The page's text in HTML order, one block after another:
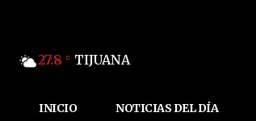
27.8 C TIJUANA
INICIO NOTICIAS DEL DÍA